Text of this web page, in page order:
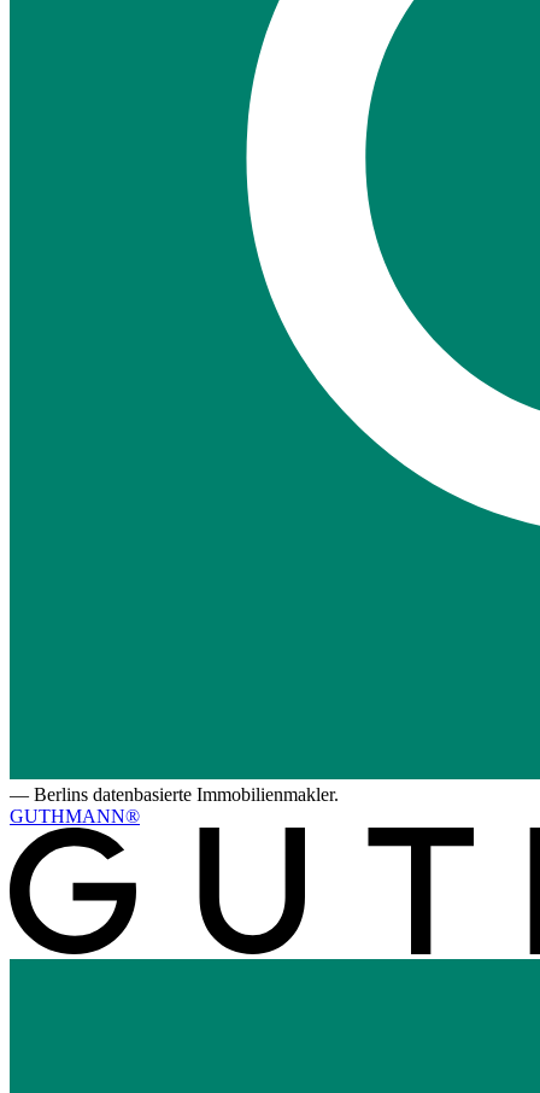
— Berlins datenbasierte Immobilienmakler.
GUTHMANN®